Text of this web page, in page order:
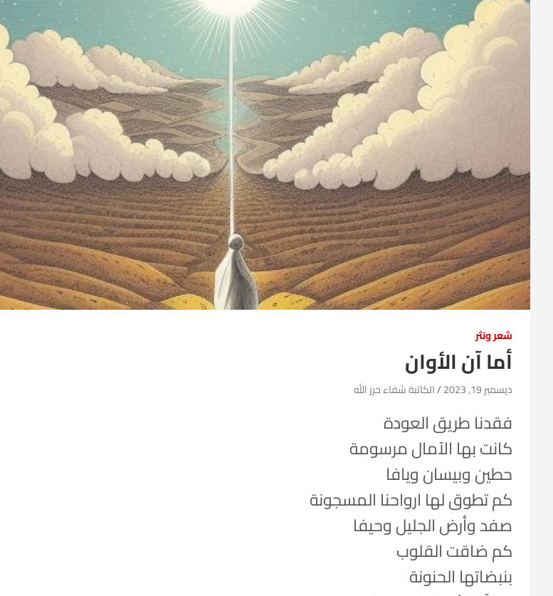
شعر ونثر
أما آن الأوان
ديسمبر 19, 2023 الكاتبة شفاء حرز الله
فقدنا طريق العودة
كانت بها الآمال مرسومة
حطين وبيسان ويافا
كم تطوق لها ارواحنا المسجونة
صفد وأرض الجليل وحيفا
كم ضاقت القلوب
بنبضاتها الحنونة